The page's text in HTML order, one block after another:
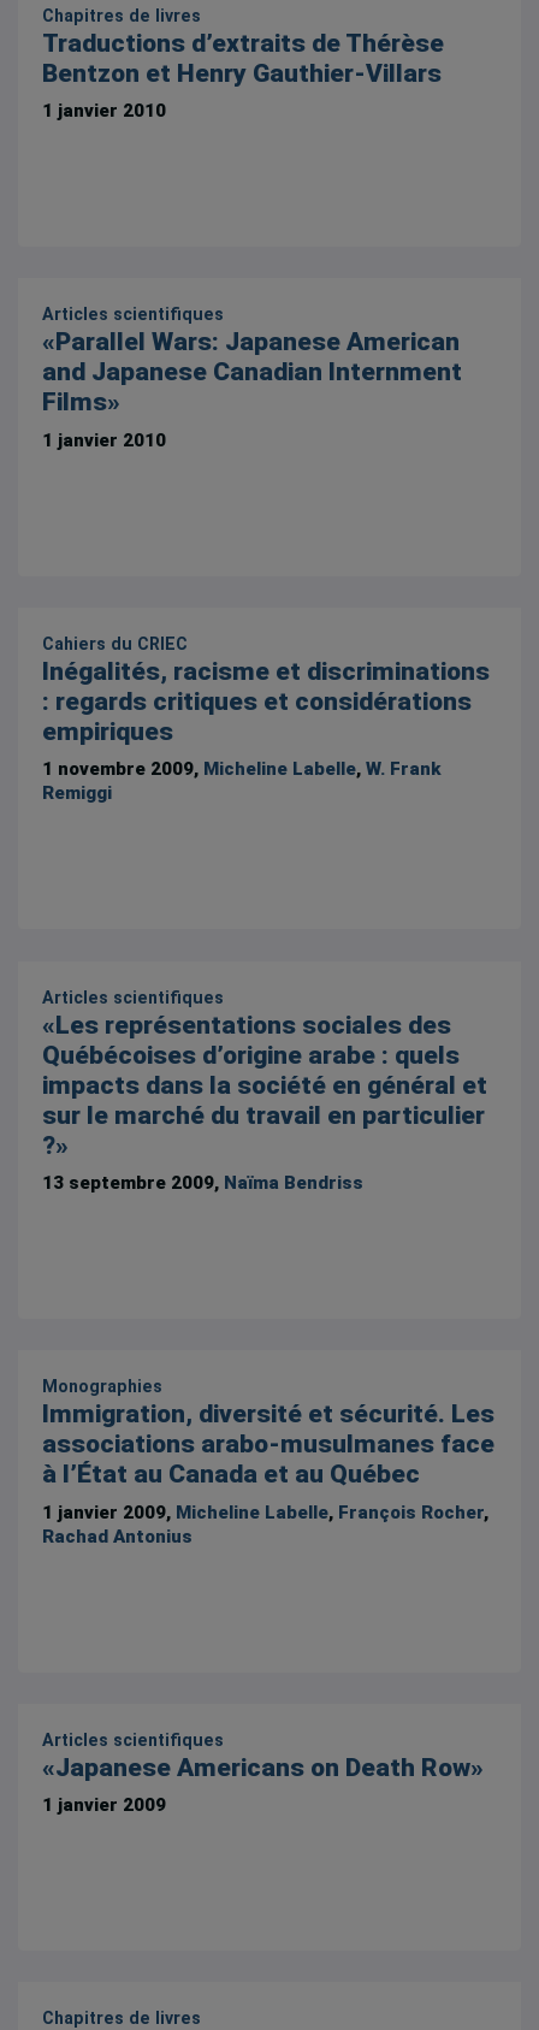
Chapitres de livres
Traductions d’extraits de Thérèse
Bentzon et Henry Gauthier-Villars
1 janvier 2010
Articles scientifiques
«Parallel Wars: Japanese American
and Japanese Canadian Internment
Films»
1 janvier 2010
Cahiers du CRIEC
Inégalités, racisme et discriminations
: regards critiques et considérations
empiriques
1 novembre 2009, Micheline Labelle,W. Frank
Remiggi
Articles scientifiques
«Les représentations sociales des
Québécoises d’origine arabe : quels
impacts dans la société en général et
sur le marché du travail en particulier
?»
13 septembre 2009, Naïma Bendriss
Monographies
Immigration, diversité et sécurité. Les
associations arabo-musulmanes face
à l’État au Canada et au Québec
1 janvier 2009, Micheline Labelle, François Rocher,
Rachad Antonius
Articles scientifiques
«Japanese Americans on Death Row»
1 janvier 2009
Chapitres de livres